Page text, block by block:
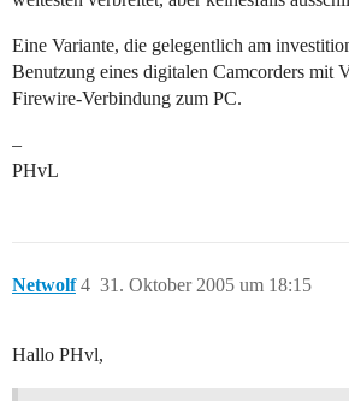
Eine Variante, die gelegentlich am
Benutzung eines digitalen Camcorders mit
Firewire-Verbindung zum PC.
–
PHvL
Netwolf 31. Oktober 2005 um 18:15
4
Hallo PHvl,